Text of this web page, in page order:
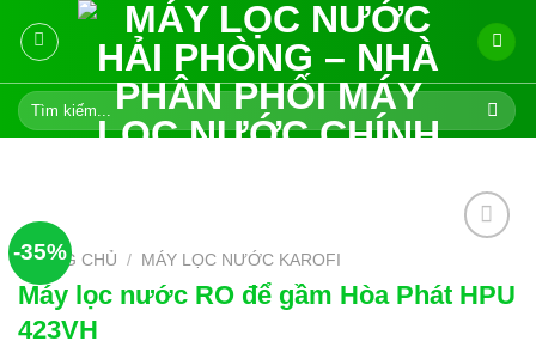
Tìm
kiếm:
-35%
Add to
TRANG CHỦ / MÁY LỌC NƯỚC KAROFI
Máy lọc nước RO để gầm Hòa Phát HPU
423VH